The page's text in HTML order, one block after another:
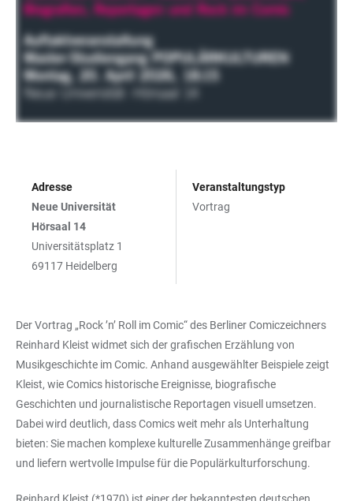
Adresse
Neue Universität
Hörsaal 14
Universitätsplatz 1
69117 Heidelberg
Veranstaltungstyp
Vortrag
Der Vortrag „Rock ’n’ Roll im Comic“ des Berliner Comiczeichners
Reinhard Kleist widmet sich der grafischen Erzählung von
Musikgeschichte im Comic. Anhand ausgewählter Beispiele zeigt
Kleist, wie Comics historische Ereignisse, biografische
Geschichten und journalistische Reportagen visuell umsetzen.
Dabei wird deutlich, dass Comics weit mehr als Unterhaltung
bieten: Sie machen komplexe kulturelle Zusammenhänge greifbar
und liefern wertvolle Impulse für die Populärkulturforschung.